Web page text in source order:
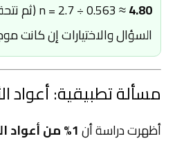
n = 2.7 ÷ 0.563 ≈4.80
(ثم
السؤال والاختيارات إن كانت
مسألة تطبيقية: أعواد
أظهرت دراسة أن1% من أعواد الثقاب تالفة